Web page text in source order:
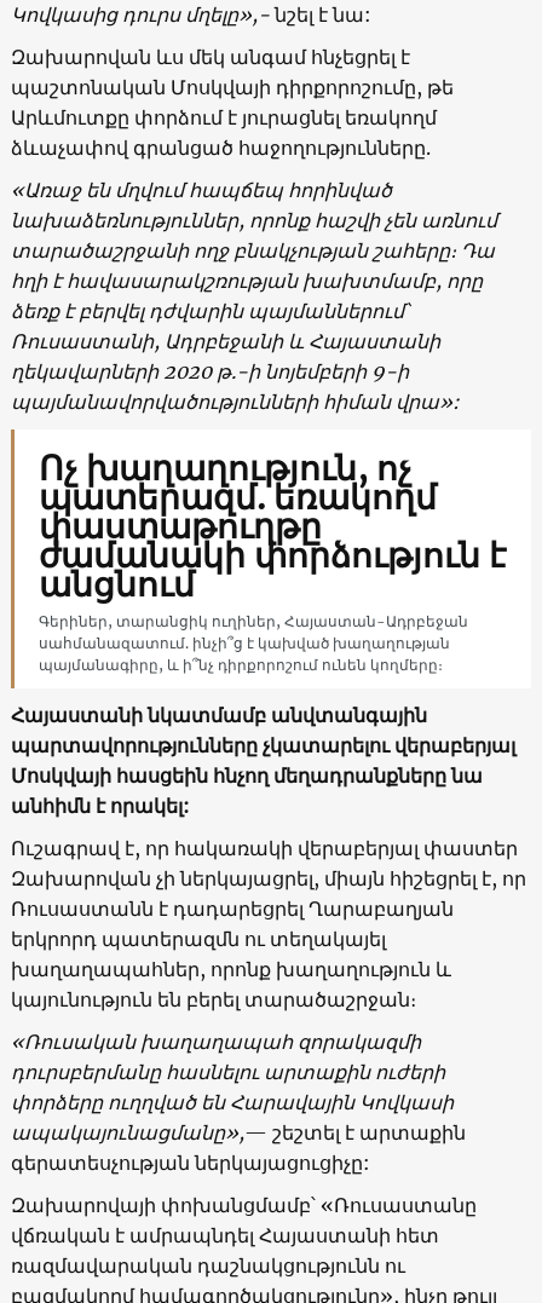
Կովկասից դուրս մղելը»,-նշել է նա:
Զախարովան ևս մեկ անգամ հնչեցրել է
պաշտոնական Մոսկվայի դիրքորոշումը, թե
Արևմուտքը փորձում է յուրացնել եռակողմ
ձևաչափով գրանցած հաջողությունները.
«Առաջ են մղվում հապճեպ հորինված
նախաձեռնություններ, որոնք հաշվի չեն առնում
տարածաշրջանի ողջ բնակչության շահերը։ Դա
հղի է հավասարակշռության խախտմամբ, որը
ձեռք է բերվել դժվարին պայմաններում՝
Ռուսաստանի, Ադրբեջանի և Հայաստանի
ղեկավարների 2020 թ.-ի նոյեմբերի 9-ի
պայմանավորվածությունների հիման վրա»:
Ոչ խաղաղություն, ոչ
պատերազմ. եռակողմ
փաստաթուղթը
ժամանակի փորձություն է
անցնում
Գերիներ, տարանցիկ ուղիներ, Հայաստան-Ադրբեջան
սահմանազատում. ինչի՞ց է կախված խաղաղության
պայմանագիրը, և ի՞նչ դիրքորոշում ունեն կողմերը։
Հայաստանի նկատմամբ անվտանգային
պարտավորությունները չկատարելու վերաբերյալ
Մոսկվայի հասցեին հնչող մեղադրանքները նա
անհիմն է որակել:
Ուշագրավ է, որ հակառակի վերաբերյալ փաստեր
Զախարովան չի ներկայացրել, միայն հիշեցրել է, որ
Ռուսաստանն է դադարեցրել Ղարաբաղյան
երկրորդ պատերազմն ու տեղակայել
խաղաղապահներ, որոնք խաղաղություն և
կայունություն են բերել տարածաշրջան։
«Ռուսական խաղաղապահ զորակազմի
դուրսբերմանը հասնելու արտաքին ուժերի
փորձերը ուղղված են Հարավային Կովկասի
ապակայունացմանը»,— շեշտել է արտաքին
գերատեսչության ներկայացուցիչը:
Զախարովայի փոխանցմամբ՝ «Ռուսաստանը
վճռական է ամրապնդել Հայաստանի հետ
ռազմավարական դաշնակցությունն ու
բազմակողմ համագործակցությունը», ինչը թույլ